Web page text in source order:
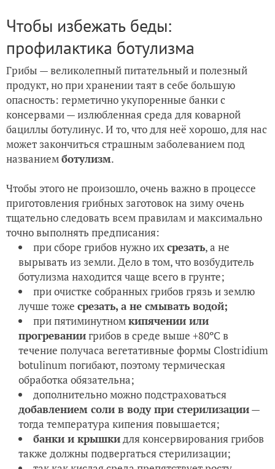
Чтобы избежать беды:
профилактика ботулизма
Грибы — великолепный питательный и полезный
продукт, но при хранении таят в себе большую
опасность: герметично укупоренные банки с
консервами — излюбленная среда для коварной
бациллы ботулинус. И то, что для неё хорошо, для нас
может закончиться страшным заболеванием под
названиемботулизм.
Чтобы этого не произошло, очень важно в процессе
приготовления грибных заготовок на зиму очень
тщательно следовать всем правилам и максимально
точно выполнять предписания:
при сборе грибов нужно ихсрезать, а не
вырывать из земли. Дело в том, что возбудитель
ботулизма находится чаще всего в грунте;
при очистке собранных грибов грязь и землю
лучше тоже срезать, а не смывать водой;
при пятиминутномкипячении или
прогреваниигрибов в среде выше +80ºС в
течение получаса вегетативные формы Clostridium
botulinum погибают, поэтому термическая
обработка обязательна;
дополнительно можно подстраховаться
добавлением соли в воду при стерилизации—
тогда температура кипения повышается;
банки и крышкидля консервирования грибов
также должны подвергаться стерилизации;